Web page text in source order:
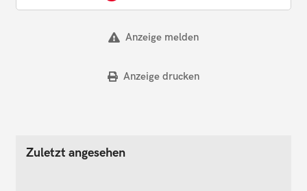
Anzeige melden
Anzeige drucken
Zuletzt angesehen